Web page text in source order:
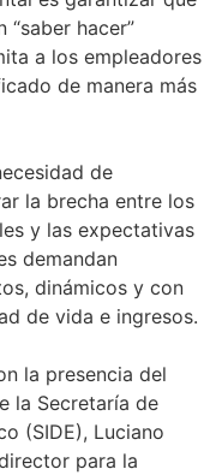
hacer”
a los empleadores
de manera más
de
la brecha entre los
y las expectativas
demandan
dinámicos y con
de vida e ingresos.
la presencia del
la Secretaría de
(SIDE), Luciano
para la